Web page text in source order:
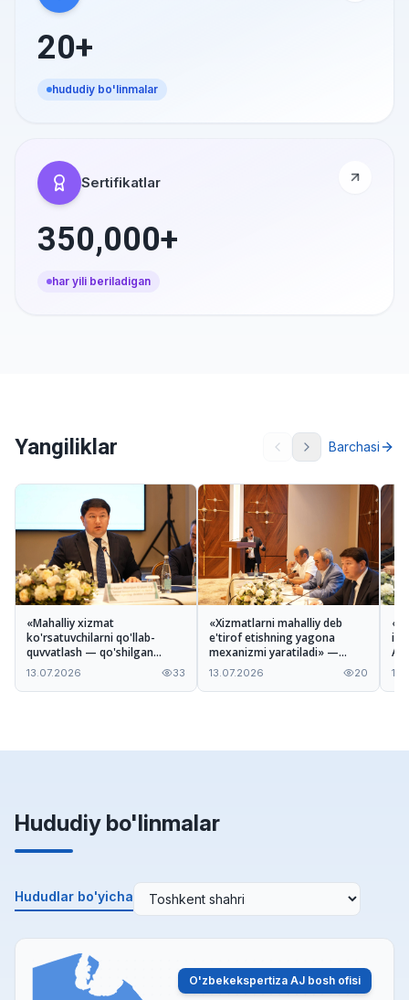
20+
hududiy bo'linmalar
Sertifikatlar
350,000+
har yili beriladigan
Yangiliklar Barchasi
«Mahalliy xizmat
ko'rsatuvchilarni qo'llab-
quvvatlash — qo'shilgan
qiymatni oshirishga xizmat
qiladi» — Ilhomjon Pardayev
13.07.2026 33
«Xizmatlarni mahalliy deb
e'tirof etishning yagona
mexanizmi yaratiladi» —
Odiljon Tohirov Nizom
loyihasi haqida
13.07.2026 20
Hududiy bo'linmalar
Hududlar bo'yicha
O'zbekekspertiza AJ bosh ofisi